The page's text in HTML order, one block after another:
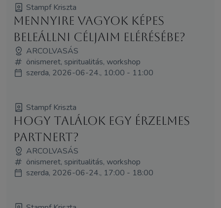
Stampf Kriszta
Mennyire vagyok képes
beleállni céljaim elérésébe?
ARCOLVASÁS
önismeret, spiritualitás, workshop
szerda, 2026-06-24., 10:00 - 11:00
Stampf Kriszta
Hogy találok egy érzelmes
partnert?
ARCOLVASÁS
önismeret, spiritualitás, workshop
szerda, 2026-06-24., 17:00 - 18:00